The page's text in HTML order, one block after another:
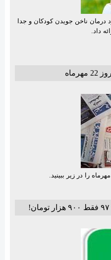
درمان ناخن جویدن کودکان و جدا
داد.